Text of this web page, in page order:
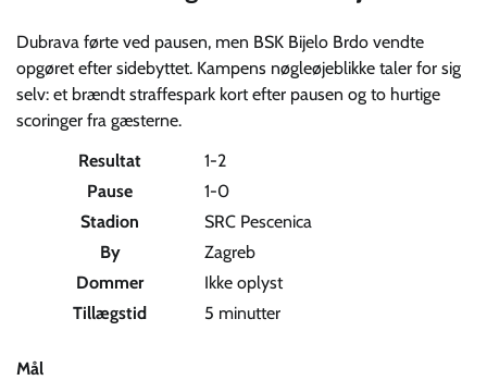
Dubrava førte ved pausen, men BSK Bijelo Brdo vendte
opgøret efter sidebyttet. Kampens nøgleøjeblikke taler for sig
selv: et brændt straffespark kort efter pausen og to hurtige
scoringer fra gæsterne.
Resultat
1-2
Pause
1-0
Stadion
SRC Pescenica
By
Zagreb
Dommer
Ikke oplyst
Tillægstid
5 minutter
Mål